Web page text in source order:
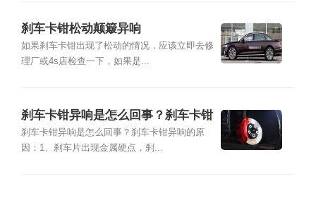
刹车卡钳松动颠簸异响
如果刹车卡钳出现了松动的情况，应该立即去修
理厂或4s店检查一下，如果是...
刹车卡钳异响是怎么回事？刹车卡钳
异响的原因
刹车卡钳异响是怎么回事？刹车卡钳异响的原
因：1、刹车片出现金属硬点，刹...